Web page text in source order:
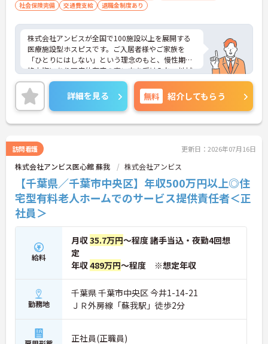
社会保険完備
交通費支給 退職金制度あり
株式会社アンビスが全国で100施設以上を展開する
医療施設型ホスピスです。ご入居者様やご家族を
「ひとりにはしない」という理念のもと、慢性期や
終末期にあり医療依存度の高い方を受け入れ、地域
医療を支える社会的意義の高い事業を推進していま
す。現場には看護師が24時間常駐しています。急変
時の対応や医療行為は看護師が担当するため、初任
者研修や実務者研修の方も食事介助や入浴介助など
の生活を支えるケアに専念できる環境です。多職種
連携の体制がしっかりと整っています。働き方の面
では、夜勤明けの翌日が原則として公休となるほ
か、月平均の残業時間も5時間から7時間程度とかな
り少なめです。常勤スタッフの比率が90パーセント
を超えているため急な勤務変更が発生しにくく、あ
らかじめ決められた訪問予定表に沿って規則正しく
働けます。入職後は現場スタッフによるお一人おひ
とりに合わせた個別のOJT研修が実施されます。eラ
専門性を着実に深めていける環境が用意されていま
す。
★おすすめPOINT★
・入職後はお一人おひとりの習熟度に合わせた個別
のＯＪＴ研修を実施し、ｅラーニングを用いた学習
の機会も提供されます
・施設内には看護師が24時間常駐しており、急変時
の対応や専門的な医療処置は看護師が担当するため
詳細を見る 無料 紹介してもらう
訪問看護 更新日：2026年07月16日
株式会社アンビス医心館 蘇我 株式会社アンビス
【千葉県／千葉市中央区】年収500万円以上◎住
宅型有料老人ホームでのサービス提供責任者＜正
社員＞
給料
月収35.7万円～程度 諸手当込・夜勤4回想
定
年収489万円～程度 ※想定年収
勤務地
千葉県 千葉市中央区 今井1-14-21
ＪＲ外房線「蘇我駅」徒歩2分
正社員(正職員)